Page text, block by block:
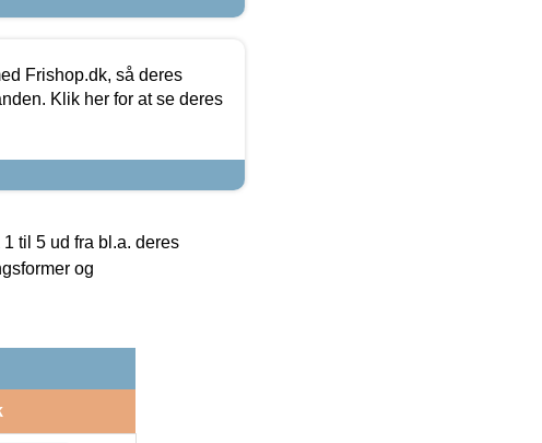
Frishop.dk, så deres
Klik her for at se deres
til 5 ud fra bl.a. deres
og